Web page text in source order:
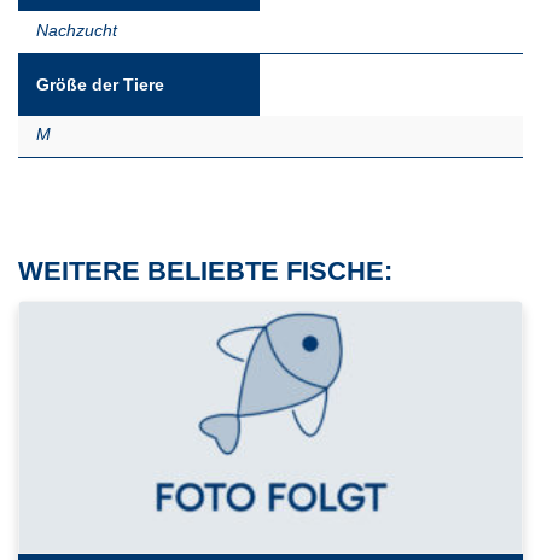
Nachzucht
Größe der Tiere
M
WEITERE BELIEBTE FISCHE: